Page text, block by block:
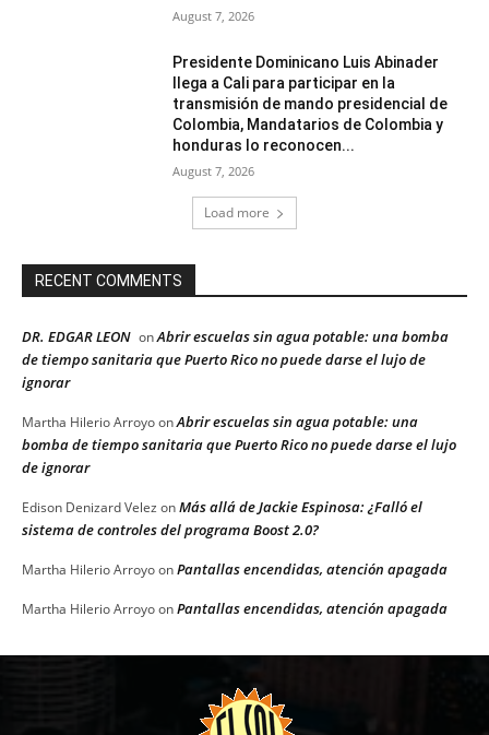
August 7, 2026
Presidente Dominicano Luis Abinader
llega a Cali para participar en la
transmisión de mando presidencial de
Colombia, Mandatarios de Colombia y
honduras lo reconocen...
August 7, 2026
Load more
RECENT COMMENTS
DR. EDGAR LEON onAbrir escuelas sin agua potable: una bomba
de tiempo sanitaria que Puerto Rico no puede darse el lujo de
ignorar
Martha Hilerio ArroyoonAbrir escuelas sin agua potable: una
bomba de tiempo sanitaria que Puerto Rico no puede darse el lujo
de ignorar
Edison Denizard Velez onMás allá de Jackie Espinosa: ¿Falló el
sistema de controles del programa Boost 2.0?
Martha Hilerio ArroyoonPantallas encendidas, atención apagada
Martha Hilerio ArroyoonPantallas encendidas, atención apagada